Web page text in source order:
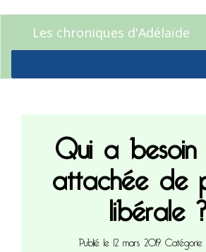
Les chroniques d'Adélaïde
Qui a besoin
attachée de
libérale ?
Publié le 12 mars 2019